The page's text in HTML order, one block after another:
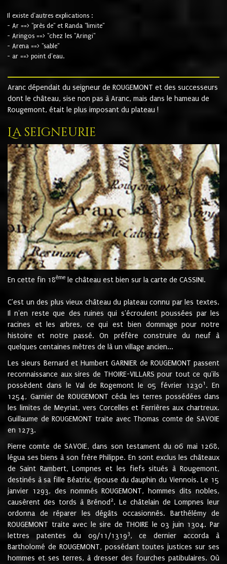
Il existe d'autres explications :
- Ar ==> "près de" et Randa "limite"
- Aringos ==> "chez les "Aringi"
- Arena ==> "sable"
- ar ==> point d'eau.
Aranc dépendait du seigneur de ROUGEMONT et des successeurs
dont le château, sise non pas à Aranc, mais dans le hameau de
Rougemont, était le plus imposant du plateau !
La seigneurie
En cette fin 18ème le château est bien sur la carte de CASSINI.
C'est un des plus vieux château du plateau connu par les textes.
Il n'en reste que des ruines qui s'écroulent poussées par les
racines et les arbres, ce qui est bien dommage pour notre
histoire et notre passé. On préfère construire du neuf à
quelques centaines mètres de là un village ancien...
Les sieurs Bernard et Humbert GARNIER de ROUGEMONT passent
reconnaissance aux sires de THOIRE-VILLARS pour tout ce qu'ils
possèdent dans le Val de Rogemont le 05 février 12301 . En
1254, Garnier de ROUGEMONT céda les terres possédées dans
les limites de Meyriat, vers Corcelles et Ferrières aux chartreux.
Guillaume de ROUGEMONT traite avec Thomas comte de SAVOIE
en 1273.
Pierre comte de SAVOIE, dans son testament du 06 mai 1268,
légua ses biens à son frère Philippe. En sont exclus les châteaux
de Saint Rambert, Lompnes et les fiefs situés à Rougemont,
destinés à sa fille Béatrix, épouse du dauphin du Viennois. Le 15
janvier 1293, des nommés ROUGEMONT, hommes dits nobles,
causèrent des tords à Brénod 2. Le châtelain de Lompnes leur
ordonna de réparer les dégâts occasionnés. Barthélémy de
ROUGEMONT traite avec le sire de THOIRE le 03 juin 1304. Par
lettres patentes du 09/11/13193, ce dernier accorda à
Bartholomé de ROUGEMONT, possédant toutes justices sur ses
hommes et ses terres, à dresser des fourches patibulaires. Où